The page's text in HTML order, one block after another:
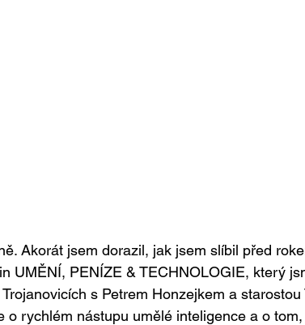
Akorát jsem dorazil, jak jsem slíbil před
UMĚNÍ, PENÍZE & TECHNOLOGIE, který
s Petrem Honzejkem a starostou
o rychlém nástupu umělé inteligence a o